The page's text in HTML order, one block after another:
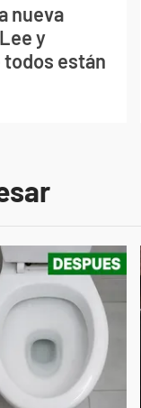
nueva
y
todos están